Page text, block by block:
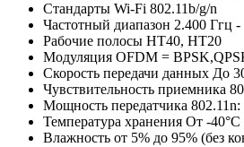
Стандарты Wi-Fi 802.11b/g/n
Частотный диапазон 2.400 Ггц
Рабочие полосы HT40, HT20
Модуляция OFDM =
Скорость передачи данных До
Чувствительность приемника
Мощность передатчика
Температура хранения От -40°C
Влажность от 5% до 95% (без